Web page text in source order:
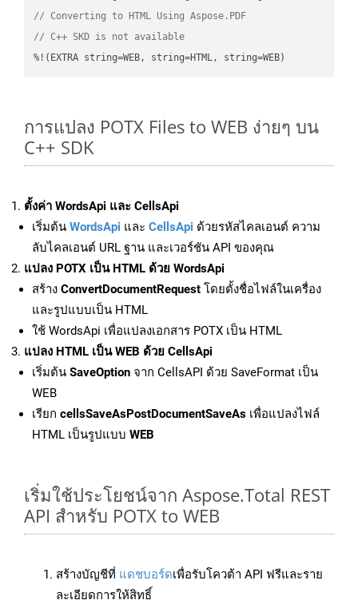
// Converting to HTML Using Aspose.PDF
// C++ SKD is not available
%!(EXTRA string=WEB, string=HTML, string=WEB)
การแปลง POTX Files to WEB ง่ายๆ บน
C++ SDK
ตั้งค่า WordsApi และ CellsApi
เริ่มต้น WordsApi และ CellsApi ด้วยรหัสไคลเอนต์ ความ
ลับไคลเอนต์ URL ฐาน และเวอร์ชัน API ของคุณ
แปลง POTX เป็น HTML ด้วย WordsApi
สร้าง ConvertDocumentRequest โดยตั้งชื่อไฟล์ในเครื่อง
และรูปแบบเป็น HTML
ใช้ WordsApi เพื่อแปลงเอกสาร POTX เป็น HTML
แปลง HTML เป็น WEB ด้วย CellsApi
เริ่มต้น SaveOption จาก CellsAPI ด้วย SaveFormat เป็น
WEB
เรียก cellsSaveAsPostDocumentSaveAs เพื่อแปลงไฟล์
HTML เป็นรูปแบบ WEB
เริ่มใช้ประโยชน์จาก Aspose.Total REST
API สำหรับ POTX to WEB
สร้างบัญชีที่ แดชบอร์ดเพื่อรับโควต้า API ฟรีและราย
ละเอียดการให้สิทธิ์